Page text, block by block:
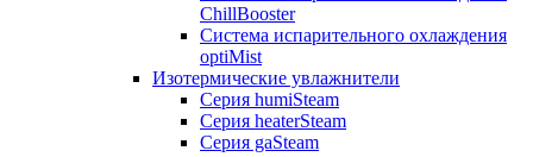
ChillBooster
Система испарительного охлаждения
optiMist
Изотермические увлажнители
Серия humiSteam
Серия heaterSteam
Серия gaSteam